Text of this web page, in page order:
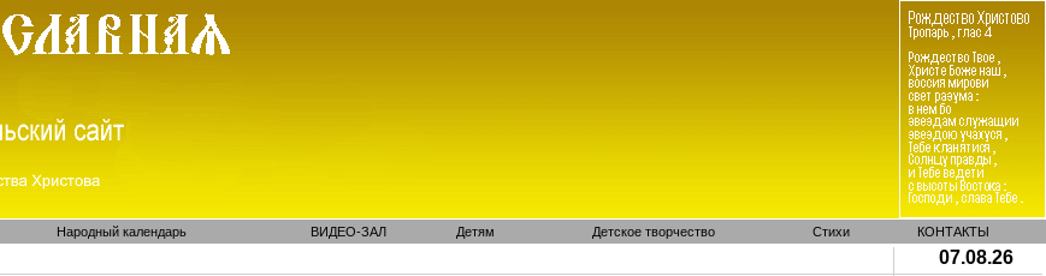
Народный календарь ВИДЕО-ЗАЛ Детям Детское творчество Стихи КОНТАКТЫ
07.08.26